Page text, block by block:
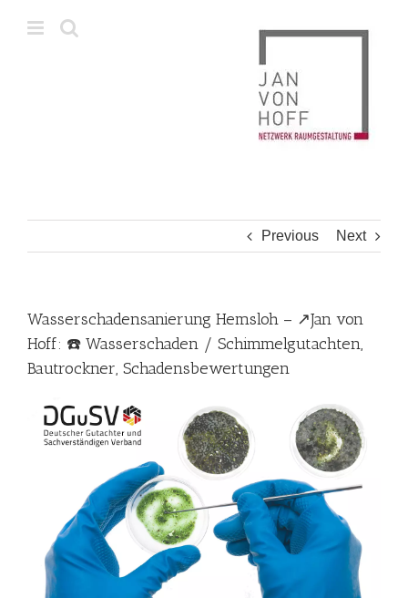
Previous Next
Wasserschadensanierung Hemsloh – ↗️Jan von
Hoff: ☎️ Wasserschaden / Schimmelgutachten,
Bautrockner, Schadensbewertungen